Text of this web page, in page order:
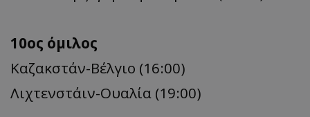
10ος όμιλος
Καζακστάν-Βέλγιο (16:00)
Λιχτενστάιν-Ουαλία (19:00)